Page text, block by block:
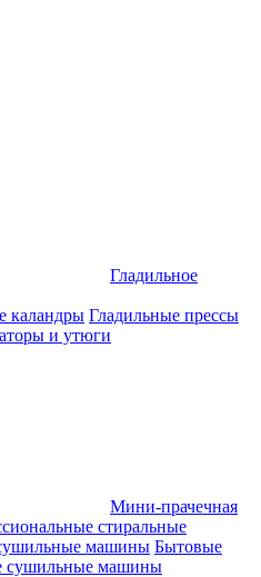
Гладильное
каландры Гладильные прессы
и утюги
Мини-прачечная
стиральные
машины Бытовые
сушильные машины